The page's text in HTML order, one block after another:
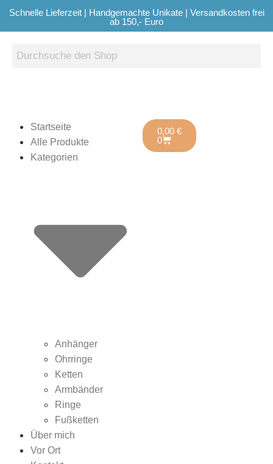
Schnelle Lieferzeit | Handgemachte Unikate | Versandkosten frei
ab 150,- Euro
Startseite
Alle Produkte
Kategorien
Anhänger
Ohrringe
Ketten
Armbänder
Ringe
Fußketten
Über mich
Vor Ort
0,00 €
0